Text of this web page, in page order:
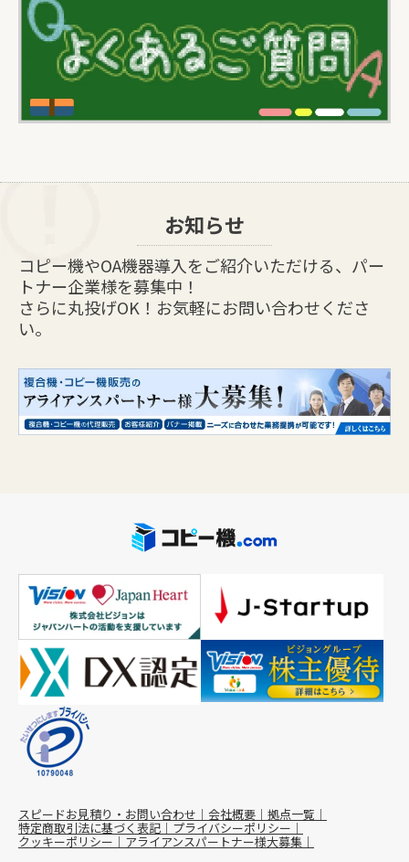
お知らせ
コピー機やOA機器導入をご紹介いただける、パー
トナー企業様を募集中！
さらに丸投げOK！お気軽にお問い合わせくださ
い。
スピードお見積り・お問い合わせ 会社概要 拠点一覧
特定商取引法に基づく表記 プライバシーポリシー
クッキーポリシー アライアンスパートナー様大募集